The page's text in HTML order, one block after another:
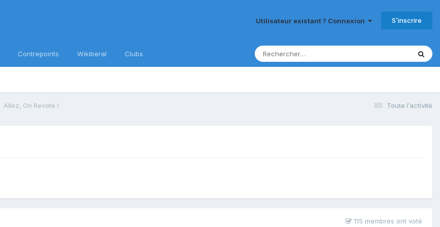
Utilisateur existant ? Connexion S’inscrire
Contrepoints Wikiberal Clubs
Toute l’activité
Allez, On Revote !
115 membres ont voté